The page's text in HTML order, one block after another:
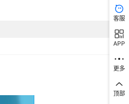
客服
APP
更多
顶部